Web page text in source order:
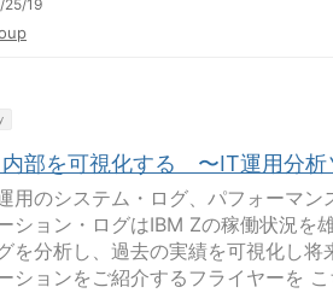
25/19
部を可視化する 〜IT運用分析
用のシステム・ログ、パフォーマン
ション・ログはIBM Zの稼働状況を
を分析し、過去の実績を可視化し
ションをご紹介するフライヤーを